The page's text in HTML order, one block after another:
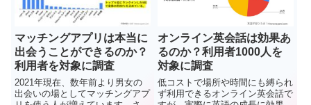
マッチングアプリは本当に
出会うことができるのか？
利用者を対象に調査
2021年現在、数年前より男女の
出会いの場としてマッチングアプ
オンライン英会話は効果あ
るのか？利用者1000人を
対象に調査
低コストで場所や時間にも縛られ
ず利用できるオンライン英会話で